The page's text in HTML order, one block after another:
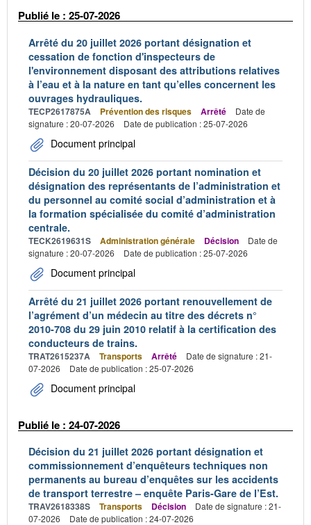
Publié le : 25-07-2026
Arrêté du 20 juillet 2026 portant désignation et
cessation de fonction d'inspecteurs de
l'environnement disposant des attributions relatives
à l’eau et à la nature en tant qu’elles concernent les
ouvrages hydrauliques.
TECP2617875A Prévention des risques Arrêté
Date de
signature : 20-07-2026
Date de publication : 25-07-2026
Document principal
Décision du 20 juillet 2026 portant nomination et
désignation des représentants de l’administration et
du personnel au comité social d’administration et à
la formation spécialisée du comité d’administration
centrale.
TECK2619631S Administration générale Décision
Date de
signature : 20-07-2026
Date de publication : 25-07-2026
Document principal
Arrêté du 21 juillet 2026 portant renouvellement de
l’agrément d’un médecin au titre des décrets n°
2010-708 du 29 juin 2010 relatif à la certification des
conducteurs de trains.
TRAT2615237A Transports Arrêté
Date de signature : 21-
07-2026
Date de publication : 25-07-2026
Document principal
Publié le : 24-07-2026
Décision du 21 juillet 2026 portant désignation et
commissionnement d’enquêteurs techniques non
permanents au bureau d’enquêtes sur les accidents
de transport terrestre – enquête Paris-Gare de l’Est.
TRAV2618338S Transports Décision
Date de signature : 21-
07-2026
Date de publication : 24-07-2026